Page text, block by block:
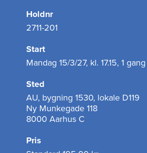
Holdnr
2711-201
Start
Mandag 15/3/27, kl. 17.15, 1 gang
Sted
AU, bygning 1530, lokale D119
Ny Munkegade 118
8000 Aarhus C
Pris